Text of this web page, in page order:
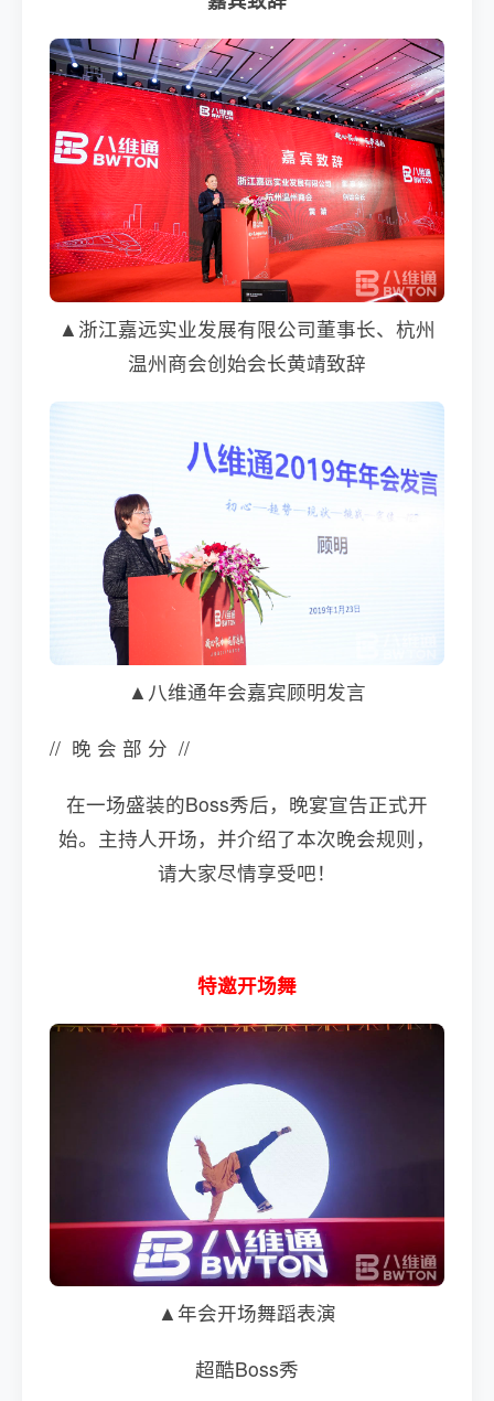
▲浙江嘉远实业发展有限公司董事长、杭州
温州商会创始会长黄靖致辞
▲八维通年会嘉宾顾明发言
// 晚 会 部 分 //
在一场盛装的Boss秀后，晚宴宣告正式开
始。主持人开场，并介绍了本次晚会规则，
请大家尽情享受吧！
特邀开场舞
▲年会开场舞蹈表演
超酷Boss秀